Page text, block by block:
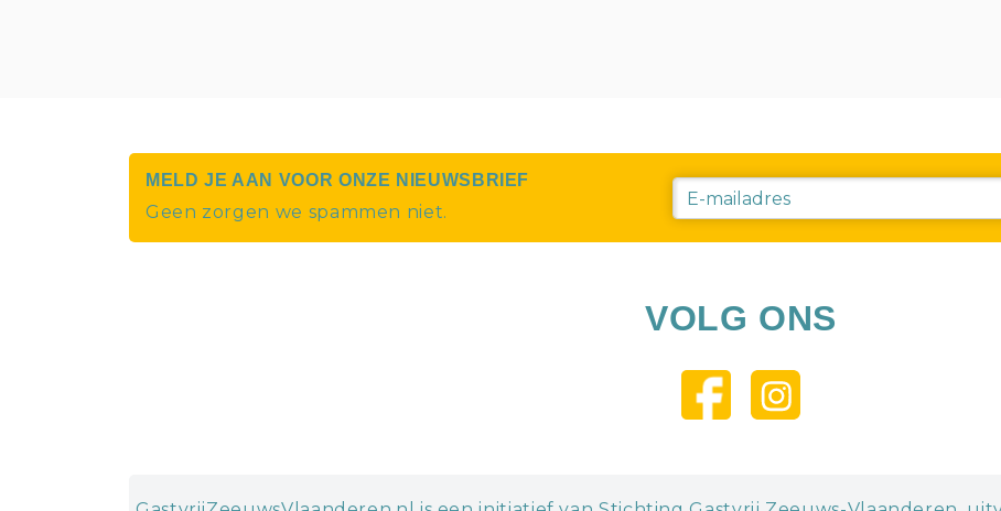
MELD JE AAN VOOR ONZE NIEUWSBRIEF
Geen zorgen we spammen niet.
VOLG ONS